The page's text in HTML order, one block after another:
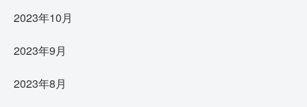
2023年10月
2023年9月
2023年8月